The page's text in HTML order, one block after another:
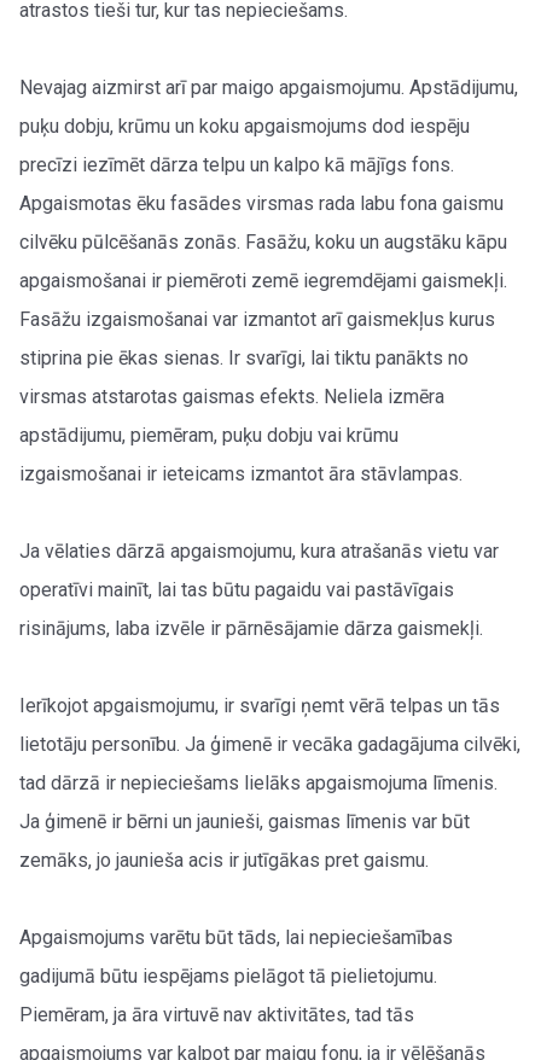
atrastos tieši tur, kur tas nepieciešams.
Nevajag aizmirst arī par maigo apgaismojumu. Apstādijumu,
puķu dobju, krūmu un koku apgaismojums dod iespēju
precīzi iezīmēt dārza telpu un kalpo kā mājīgs fons.
Apgaismotas ēku fasādes virsmas rada labu fona gaismu
cilvēku pūlcēšanās zonās. Fasāžu, koku un augstāku kāpu
apgaismošanai ir piemēroti zemē iegremdējami gaismekļi.
Fasāžu izgaismošanai var izmantot arī gaismekļus kurus
stiprina pie ēkas sienas. Ir svarīgi, lai tiktu panākts no
virsmas atstarotas gaismas efekts. Neliela izmēra
apstādijumu, piemēram, puķu dobju vai krūmu
izgaismošanai ir ieteicams izmantot āra stāvlampas.
Ja vēlaties dārzā apgaismojumu, kura atrašanās vietu var
operatīvi mainīt, lai tas būtu pagaidu vai pastāvīgais
risinājums, laba izvēle ir pārnēsājamie dārza gaismekļi.
Ierīkojot apgaismojumu, ir svarīgi ņemt vērā telpas un tās
lietotāju personību. Ja ģimenē ir vecāka gadagājuma cilvēki,
tad dārzā ir nepieciešams lielāks apgaismojuma līmenis.
Ja ģimenē ir bērni un jaunieši, gaismas līmenis var būt
zemāks, jo jaunieša acis ir jutīgākas pret gaismu.
Apgaismojums varētu būt tāds, lai nepieciešamības
gadijumā būtu iespējams pielāgot tā pielietojumu.
Piemēram, ja āra virtuvē nav aktivitātes, tad tās
apgaismojums var kalpot par maigu fonu, ja ir vēlēšanās